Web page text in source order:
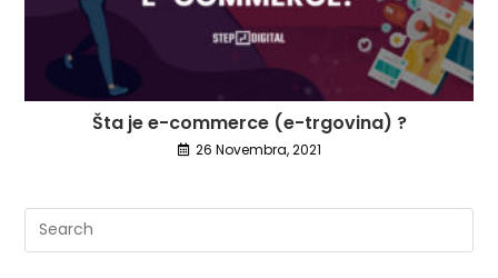
Šta je e-commerce (e-trgovina) ?
26 Novembra, 2021